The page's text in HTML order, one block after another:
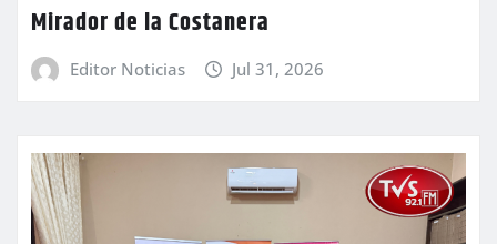
Mirador de la Costanera
Editor Noticias Jul 31, 2026